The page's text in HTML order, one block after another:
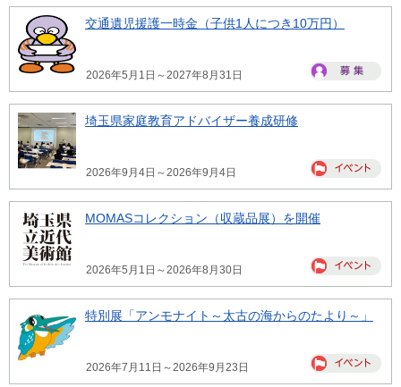
交通遺児援護一時金（子供1人につき10万円）
2026年5月1日～2027年8月31日
埼玉県家庭教育アドバイザー養成研修
2026年9月4日～2026年9月4日
MOMASコレクション（収蔵品展）を開催
2026年5月1日～2026年8月30日
特別展「アンモナイト～太古の海からのたより～」
2026年7月11日～2026年9月23日